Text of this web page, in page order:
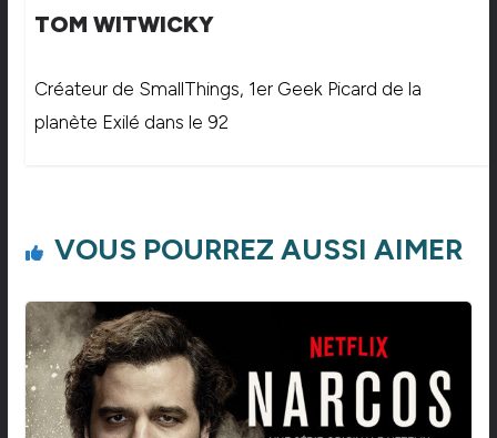
TOM WITWICKY
Créateur de SmallThings, 1er Geek Picard de la
planète Exilé dans le 92
VOUS POURREZ AUSSI AIMER